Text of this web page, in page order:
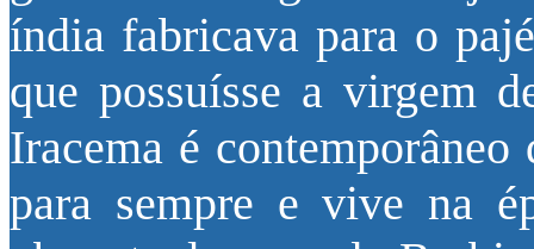
índia fabricava para o
que possuísse a virgem
Iracema é
para sempre e vive na